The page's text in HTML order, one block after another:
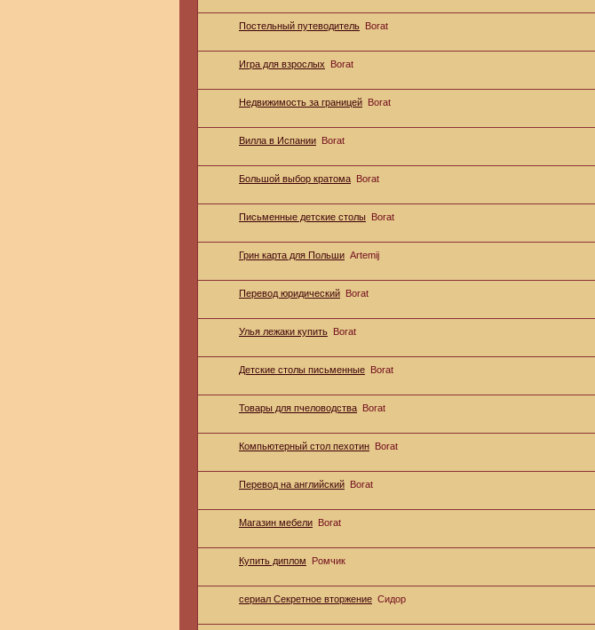
Постельный путеводитель Borat
Игра для взрослых Borat
Недвижимость за границей Borat
Вилла в Испании Borat
Большой выбор кратома Borat
Письменные детские столы Borat
Грин карта для Польши Artemij
Перевод юридический Borat
Улья лежаки купить Borat
Детские столы письменные Borat
Товары для пчеловодства Borat
Компьютерный стол пехотин Borat
Перевод на английский Borat
Магазин мебели Borat
Купить диплом Ромчик
сериал Секретное вторжение Сидор